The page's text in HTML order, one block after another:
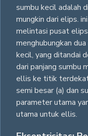
sumbu kecil adalah
mungkin dari elips.
melintasi pusat
menghubungkan
kecil, yang ditandai
dari panjang sumbu
ellis ke titik terdekat
semi besar (a) dan
parameter utama
utama untuk ellis.